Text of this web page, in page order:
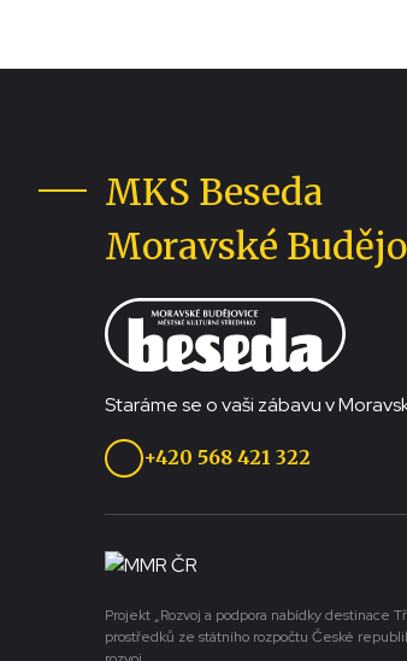
MKS Beseda
Moravské
Staráme se o vaši zábavu v
+420 568 421 322
Projekt „Rozvoj a podpora nabídky destinace
prostředků ze státního rozpočtu České